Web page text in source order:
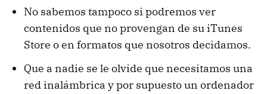
No sabemos tampoco si podremos ver
contenidos que no provengan de su iTunes
Store o en formatos que nosotros decidamos.
Que a nadie se le olvide que necesitamos una
red inalámbrica y por supuesto un ordenador